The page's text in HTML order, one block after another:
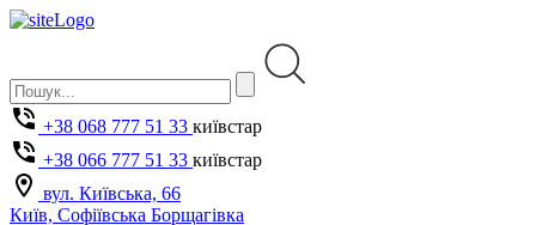
+38 068 777 51 33 київстар
+38 066 777 51 33 київстар
вул. Київська, 66
Київ, Софіївська Борщагівка